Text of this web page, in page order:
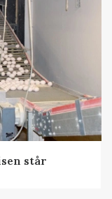
står